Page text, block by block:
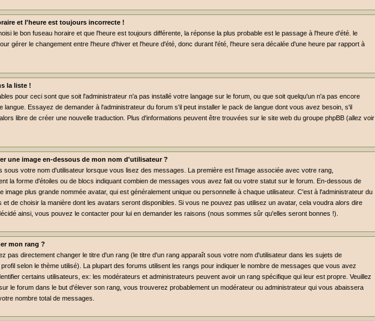
et l'heure est toujours incorrecte !
le bon fuseau horaire et que l'heure est toujours différente, la réponse la plus probable est le passage à l'heure d'été. le
gérer le changement entre l'heure d'hiver et l'heure d'été, donc durant l'été, l'heure sera décalée d'une heure par rapport à
la liste !
pour ceci sont que soit l'administrateur n'a pas installé votre langage sur le forum, ou que soit quelqu'un n'a pas encore
langue. Essayez de demander à l'administrateur du forum s'il peut installer le pack de langue dont vous avez besoin, s'il
libre de créer une nouvelle traduction. Plus d'informations peuvent être trouvées sur le site web du groupe phpBB (allez voir
une image en-dessous de mon nom d'utilisateur ?
sous votre nom d'utilisateur lorsque vous lisez des messages. La première est l'image associée avec votre rang,
la forme d'étoiles ou de blocs indiquant combien de messages vous avez fait ou votre statut sur le forum. En-dessous de
image plus grande nommée avatar, qui est généralement unique ou personnelle à chaque utilisateur. C'est à l'administrateur du
de choisir la manière dont les avatars seront disponibles. Si vous ne pouvez pas utilisez un avatar, cela voudra alors dire
ainsi, vous pouvez le contacter pour lui en demander les raisons (nous sommes sûr qu'elles seront bonnes !).
mon rang ?
pas directement changer le titre d'un rang (le titre d'un rang apparaît sous votre nom d'utilisateur dans les sujets de
selon le thème utilisé). La plupart des forums utilisent les rangs pour indiquer le nombre de messages que vous avez
certains utilisateurs, ex: les modérateurs et administrateurs peuvent avoir un rang spécifique qui leur est propre. Veuillez
le forum dans le but d'élever son rang, vous trouverez probablement un modérateur ou administrateur qui vous abaissera
nombre total de messages.